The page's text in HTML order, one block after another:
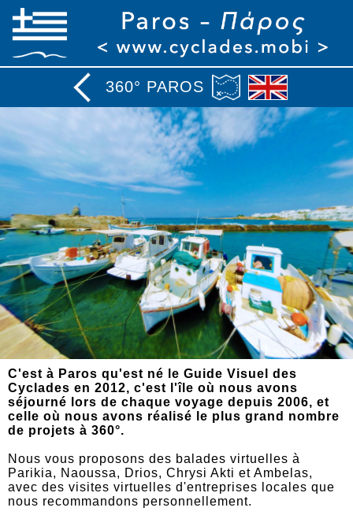
360° PAROS
C'est à Paros qu'est né le Guide Visuel des
Cyclades en 2012, c'est l'île où nous avons
séjourné lors de chaque voyage depuis 2006, et
celle où nous avons réalisé le plus grand nombre
de projets à 360°.
Nous vous proposons des balades virtuelles à
Parikia, Naoussa, Drios, Chrysi Akti et Ambelas,
avec des visites virtuelles d'entreprises locales que
nous recommandons personnellement.